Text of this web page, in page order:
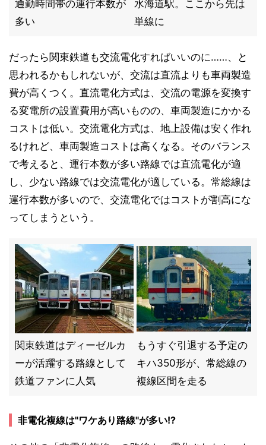
通勤時間帯の運行本数が
多い
水海道駅。ここから先は
単線に
だったら関東鉄道も交流電化すればいいのに……、と
思われるかもしれないが、交流は直流よりも車両製造
費が高くつく。直流電化方式は、交流の電源を変換す
る変電所の設置費用が高いものの、車両製造にかかる
コストは低い。交流電化方式は、地上設備は安く作れ
るけれど、車両製造コストは高くなる。そのバランス
で考えると、運行本数が多い路線では直流電化が適
し、少ない路線では交流電化が適している。常総線は
運行本数が多いので、交流電化ではコストが割高にな
ってしまうという。
関東鉄道はディーゼルカ
ーが活躍する路線として
鉄道ファンに人気
もうすぐ引退する予定の
キハ350形が、常総線の
複線区間を走る
非電化複線は"ワケあり路線"が多い!?